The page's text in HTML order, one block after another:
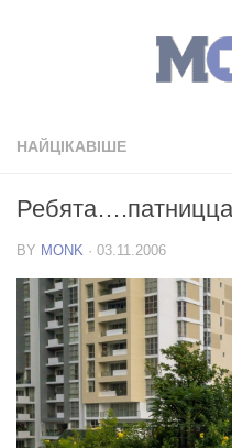
НАЙЦІКАВІШЕ
BY MONK · 03.11.2006